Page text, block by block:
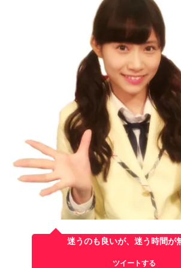
迷うのも良いが、迷う時間が
ツイートする